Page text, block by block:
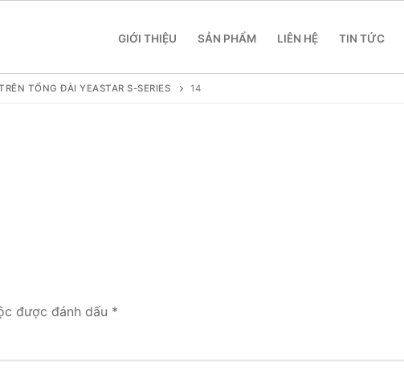
GIỚI THIỆU SẢN PHẨM LIÊN HỆ TIN TỨC
TỔNG ĐÀI YEASTAR S-SERIES 14
được đánh dấu *